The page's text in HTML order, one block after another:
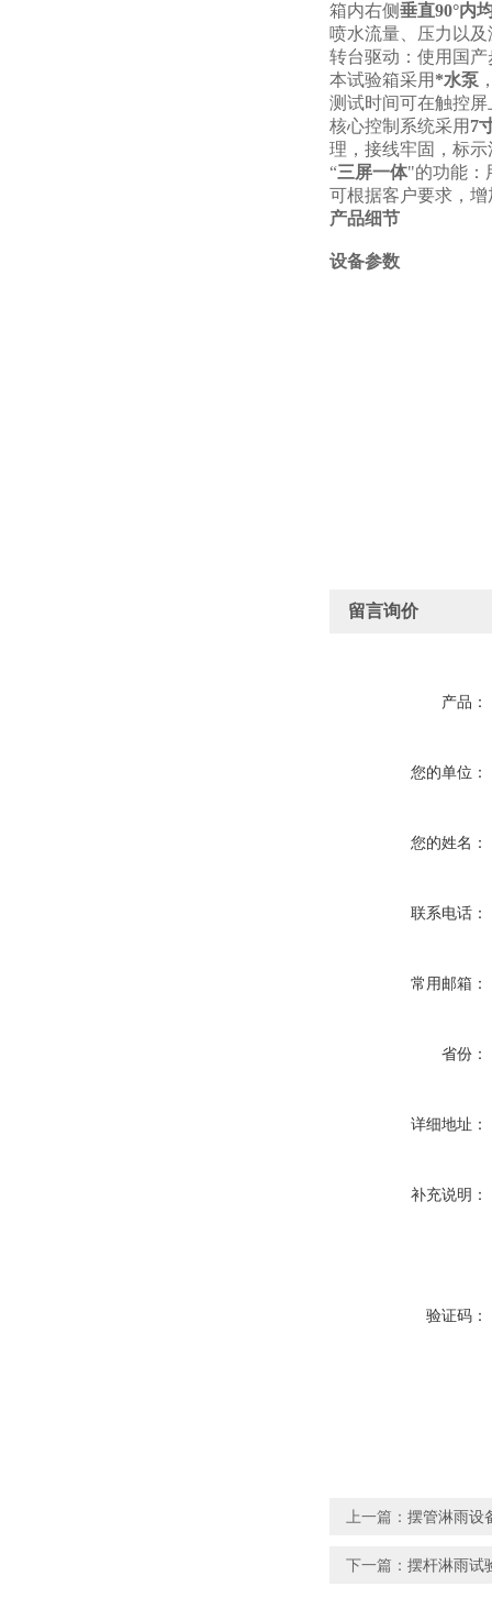
箱内右侧垂直90°内
喷水流量、压力以
转台驱动：使用国
本试验箱采用 *水泵
测试时间可在触控屏
核心控制系统采用 7
理，接线牢固，标示
“三屏一体"的功能：
可根据客户要求，
产品细节
设备参数
留言询价
产品：
您的单位：
您的姓名：
联系电话：
常用邮箱：
省份：
详细地址：
补充说明：
验证码：
上一篇： 摆管淋雨设
下一篇： 摆杆淋雨试